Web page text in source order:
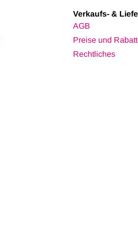
Verkaufs- &
AGB
Preise und
Rechtliches